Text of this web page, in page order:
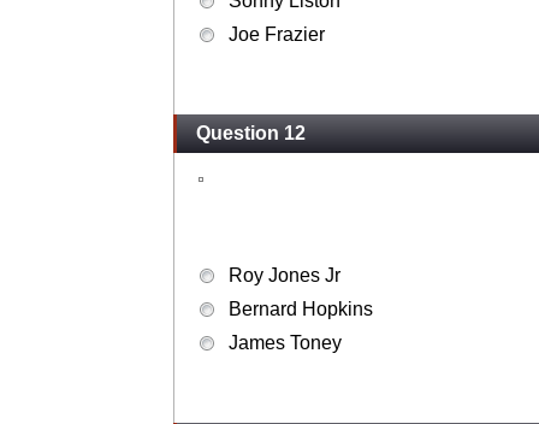
Joe Frazier
Question 12
Roy Jones Jr
Bernard Hopkins
James Toney